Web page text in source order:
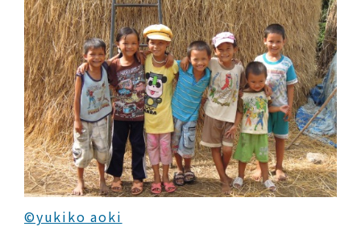
©yukiko aoki